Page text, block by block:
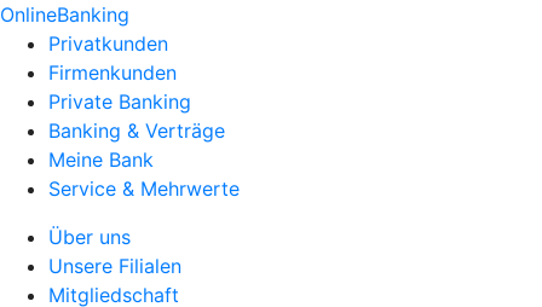
OnlineBanking
Privatkunden
Firmenkunden
Private Banking
Banking & Verträge
Meine Bank
Service & Mehrwerte
Über uns
Unsere Filialen
Mitgliedschaft